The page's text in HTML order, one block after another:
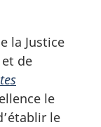
la Justice
de
le
le